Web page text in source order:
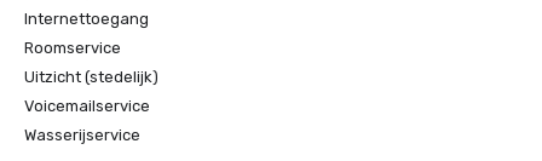
Internettoegang
Roomservice
Uitzicht (stedelijk)
Voicemailservice
Wasserijservice